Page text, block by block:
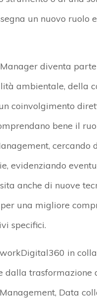
un nuovo ruolo
diventa
ambientale, della
coinvolgimento
bene il
cercando
evidenziando
anche di nuove
una migliore
specifici.
in
trasformazione
Data